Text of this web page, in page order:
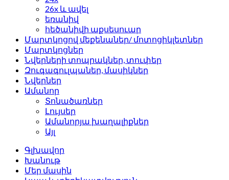
26x և ավել
եռանիվ
հեծանիվի աքսեսուար
Մարտկոցով մեքենաներ/ մոտոցիկլետներ
Մարտկոցներ
Նվերների տոպրակներ, տուփեր
Զուգագուլպաներ, մասիկներ
Նվերներ
Ամանոր
Տոնածառներ
Լույսեր
Ամանորյա խաղալիքներ
Այլ
Գլխավոր
Խանութ
Մեր մասին